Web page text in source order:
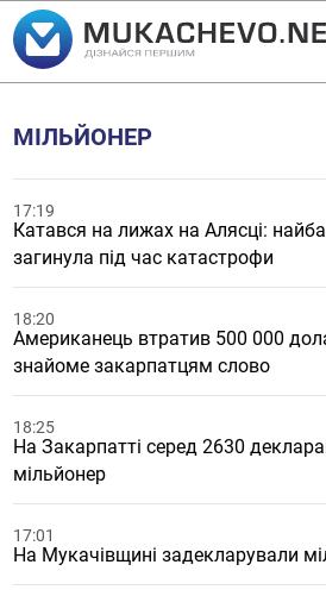
МІЛЬЙОНЕР
17:19
Катався на лижах на Алясці:
загинула під час катастрофи
18:20
Американець втратив 500 000
знайоме закарпатцям слово
18:25
На Закарпатті серед 2630
мільйонер
17:01
На Мукачівщині задекларували